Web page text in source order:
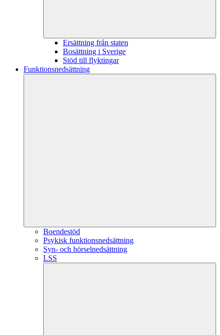
Ersättning från staten
Bosättning i Sverige
Stöd till flyktingar
Funktionsnedsättning
Boendestöd
Psykisk funktionsnedsättning
Syn- och hörselnedsättning
LSS